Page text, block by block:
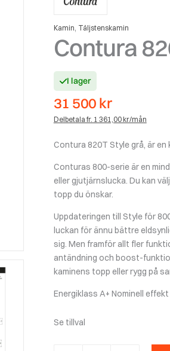
Kamin, Täljstenskamin
Contura
I lager
31 500 kr
Delbetala fr. 1 361,00 kr/mån
Contura 820T Style grå, är
Conturas 800-serie är en
eller gjutjärnslucka. Du kan
topp du önskar.
Uppdateringen till Style för
luckan för ännu bättre
sig. Men framför allt fler
antändning och boost-
kaminens topp eller rygg på
Energiklass A+ Nominell
Se tillval